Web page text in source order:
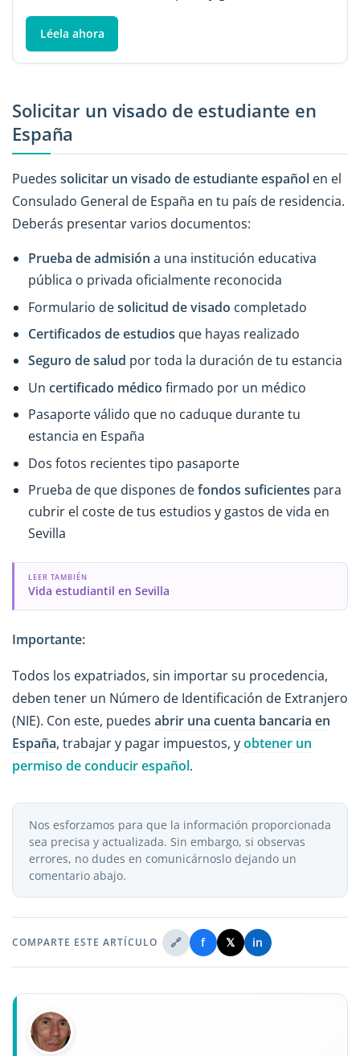
Léela ahora
Solicitar un visado de estudiante en
España
Puedes solicitar un visado de estudiante español en el
Consulado General de España en tu país de residencia.
Deberás presentar varios documentos:
Prueba de admisión a una institución educativa
pública o privada oficialmente reconocida
Formulario desolicitud de visado completado
Certificados de estudios que hayas realizado
Seguro de salud por toda la duración de tu estancia
Un certificado médico firmado por un médico
Pasaporte válido que no caduque durante tu
estancia en España
Dos fotos recientes tipo pasaporte
Prueba de que dispones defondos suficientes para
cubrir el coste de tus estudios y gastos de vida en
Sevilla
LEER TAMBIÉN
Vida estudiantil en Sevilla
Importante:
Todos los expatriados, sin importar su procedencia,
deben tener un Número de Identificación de Extranjero
(NIE). Con este, puedes abrir una cuenta bancaria en
España, trabajar y pagar impuestos, yobtener un
permiso de conducir español.
Nos esforzamos para que la información proporcionada
sea precisa y actualizada. Sin embargo, si observas
errores, no dudes en comunicárnoslo dejando un
comentario abajo.
COMPARTE ESTE ARTÍCULO 🔗 f 𝕏 in